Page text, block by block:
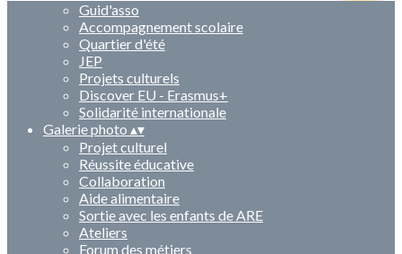
Guid'asso
Accompagnement scolaire
Quartier d'été
JEP
Projets culturels
Discover EU - Erasmus+
Solidarité internationale
Galerie photo ▴▾
Projet culturel
Réussite éducative
Collaboration
Aide alimentaire
Sortie avec les enfants de ARE
Ateliers
Forum des métiers